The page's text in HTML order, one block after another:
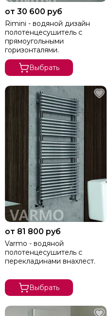
от 30 600 руб
Rimini - водяной дизайн
полотенцесушитель с
прямоугольными
горизонталями.
Выбрать
от 81 800 руб
Varmo - водяной
полотенцесушитель с
перекладинами внахлест.
Выбрать